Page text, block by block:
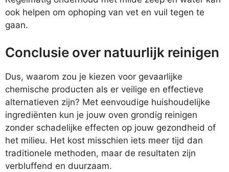
ook helpen om ophoping van vet en vuil tegen te
gaan.
Conclusie over natuurlijk reinigen
Dus, waarom zou je kiezen voor gevaarlijke
chemische producten als er veilige en effectieve
alternatieven zijn? Met eenvoudige huishoudelijke
ingrediënten kun je jouw oven grondig reinigen
zonder schadelijke effecten op jouw gezondheid of
het milieu. Het kost misschien iets meer tijd dan
traditionele methoden, maar de resultaten zijn
verbluffend en duurzaam.